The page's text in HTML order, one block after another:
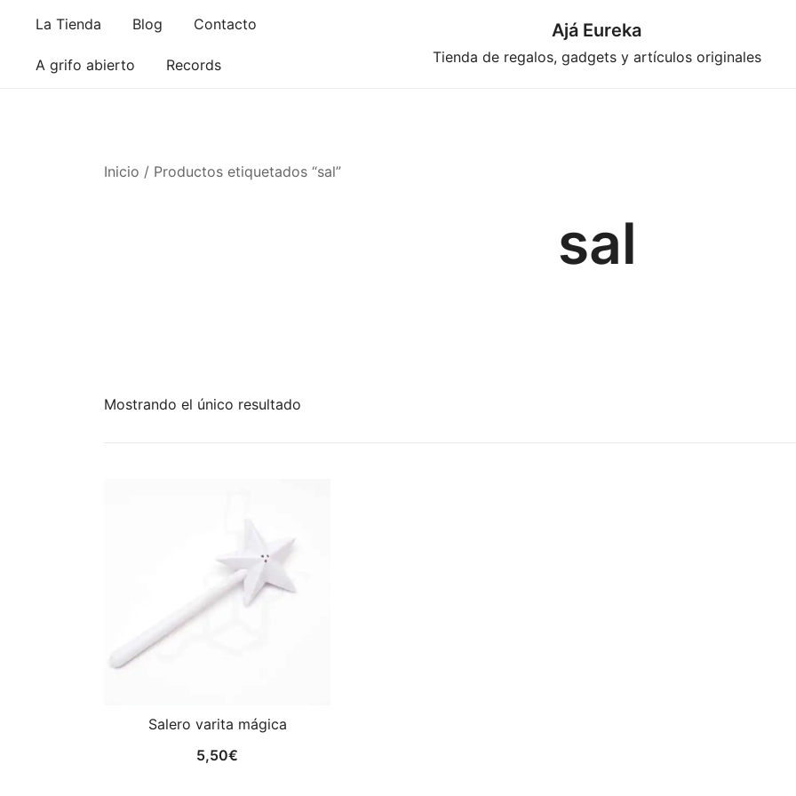
contenido
La Tienda Blog Contacto
A grifo abierto Records
Ajá Eureka
Tienda de regalos, gadgets y artículos originales
Inicio / Productos etiquetados “sal”
sal
Mostrando el único resultado
Salero varita mágica
5,50€